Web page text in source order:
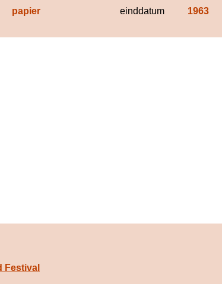
papier einddatum 1963
Festival